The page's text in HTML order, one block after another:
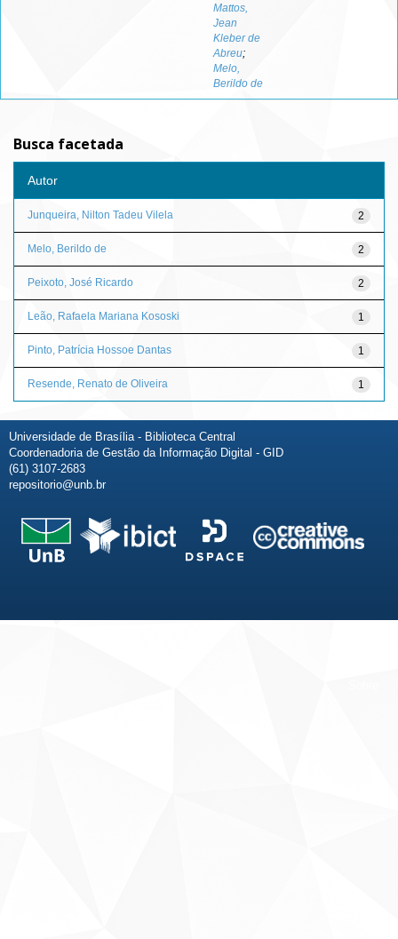
Mattos,
Jean
Kleber de
Abreu;
Melo,
Berildo de
Busca facetada
Autor
2
Junqueira, Nilton Tadeu Vilela
2
Melo, Berildo de
2
Peixoto, José Ricardo
1
Leão, Rafaela Mariana Kososki
1
Pinto, Patrícia Hossoe Dantas
1
Resende, Renato de Oliveira
Universidade de Brasília - Biblioteca Central
Coordenadoria de Gestão da Informação Digital - GID
(61) 3107-2683
repositorio@unb.br